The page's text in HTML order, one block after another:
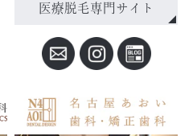
医療脱毛専門サイト